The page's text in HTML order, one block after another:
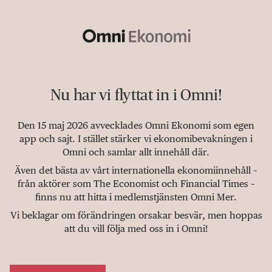
Nu har vi flyttat in i Omni!
Den 15 maj 2026 avvecklades Omni Ekonomi som egen
app och sajt. I stället stärker vi ekonomibevakningen i
Omni och samlar allt innehåll där.
Även det bästa av vårt internationella ekonomiinnehåll –
från aktörer som The Economist och Financial Times –
finns nu att hitta i medlemstjänsten Omni Mer.
Vi beklagar om förändringen orsakar besvär, men hoppas
att du vill följa med oss in i Omni!